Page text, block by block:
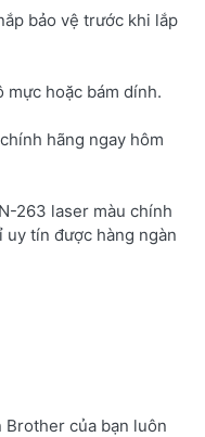
bảo vệ trước khi lắp
hoặc bám dính.
hãng ngay hôm
263 laser màu chính
uy tín được hàng ngàn
Brother của bạn luôn